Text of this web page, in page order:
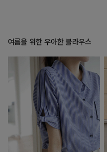
여름을 위한 우아한 블라우스